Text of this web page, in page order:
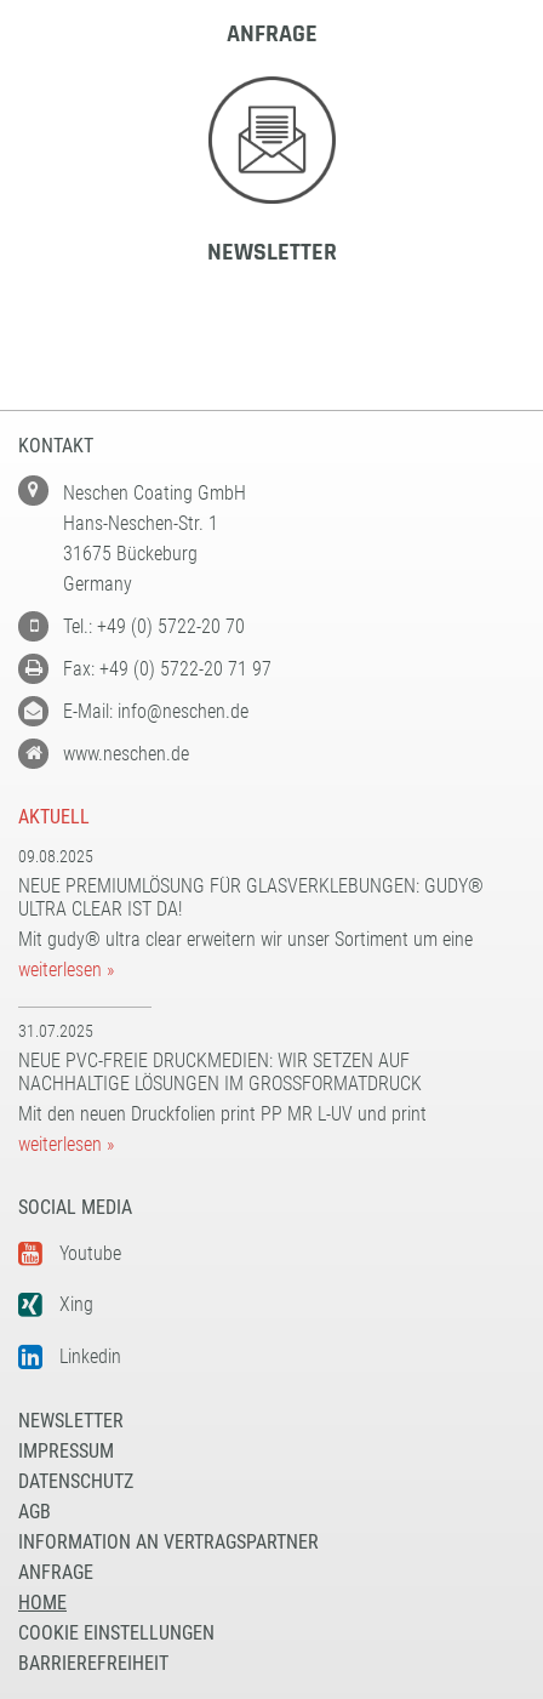
ANFRAGE
NEWSLETTER
KONTAKT
Neschen Coating GmbH
Hans-Neschen-Str. 1
31675 Bückeburg
Germany
Tel.: +49 (0) 5722-20 70
Fax: +49 (0) 5722-20 71 97
E-Mail: info@neschen.de
www.neschen.de
AKTUELL
09.08.2025
NEUE PREMIUMLÖSUNG FÜR GLASVERKLEBUNGEN: GUDY®
ULTRA CLEAR IST DA!
Mit gudy® ultra clear erweitern wir unser Sortiment um eine
weiterlesen »
31.07.2025
NEUE PVC-FREIE DRUCKMEDIEN: WIR SETZEN AUF
NACHHALTIGE LÖSUNGEN IM GROSSFORMATDRUCK
Mit den neuen Druckfolien print PP MR L-UV und print
weiterlesen »
SOCIAL MEDIA
Youtube
Xing
Linkedin
NEWSLETTER
IMPRESSUM
DATENSCHUTZ
AGB
INFORMATION AN VERTRAGSPARTNER
ANFRAGE
HOME
COOKIE EINSTELLUNGEN
BARRIEREFREIHEIT